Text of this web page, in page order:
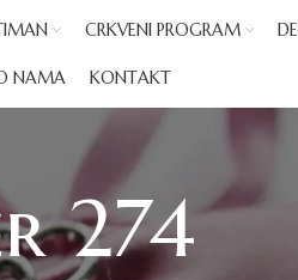
CRKVENI PROGRAM
NAMA KONTAKT
274